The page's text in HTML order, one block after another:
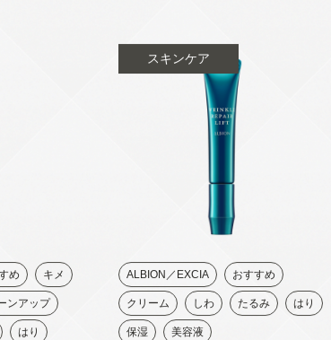
め キメ
ンアップ
はり
スキンケア
ALBION／EXCIA おすすめ
クリーム しわ たるみ はり
保湿 美容液